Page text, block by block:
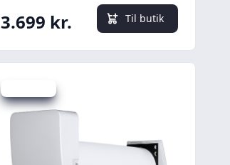
3.699 kr. Til butik